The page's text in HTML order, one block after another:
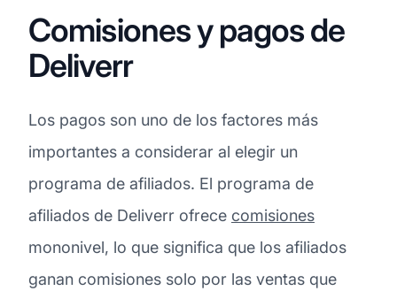
Comisiones y pagos de
Deliverr
Los pagos son uno de los factores más
importantes a considerar al elegir un
programa de afiliados. El programa de
afiliados de Deliverr ofrece comisiones
mononivel, lo que significa que los afiliados
ganan comisiones solo por las ventas que